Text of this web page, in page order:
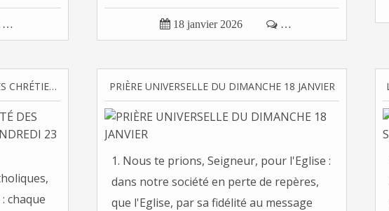
…  18 janvier 2026  …
TEMPS DE PRIÈRE POUR L'UNITÉ DES CHRÉTIENS À PORT DE BOUC VENDREDI 23 JANVIER
chaque
PRIÈRE UNIVERSELLE DU DIMANCHE 18 JANVIER
1. Nous te prions, Seigneur, pour l'Eglise :
dans notre société en perte de repères,
que l'Eglise, par sa fidélité au message